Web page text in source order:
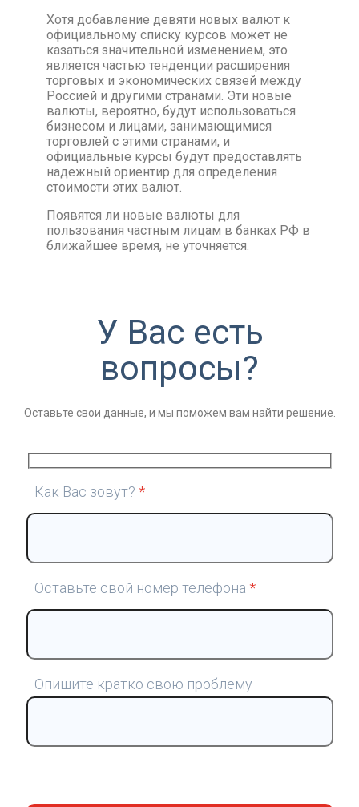
Хотя добавление девяти новых валют к
официальному списку курсов может не
казаться значительной изменением, это
является частью тенденции расширения
торговых и экономических связей между
Россией и другими странами. Эти новые
валюты, вероятно, будут использоваться
бизнесом и лицами, занимающимися
торговлей с этими странами, и
официальные курсы будут предоставлять
надежный ориентир для определения
стоимости этих валют.
Появятся ли новые валюты для
пользования частным лицам в банках РФ в
ближайшее время, не уточняется.
У Вас есть
вопросы?
Оставьте свои данные, и мы поможем вам найти решение.
Как Вас зовут? *
Оставьте свой номер телефона *
Опишите кратко свою проблему